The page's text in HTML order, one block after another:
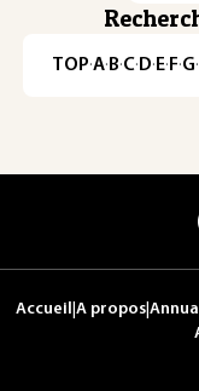
TOP·A·B·C·D·E·F·G·
Accueil A propos